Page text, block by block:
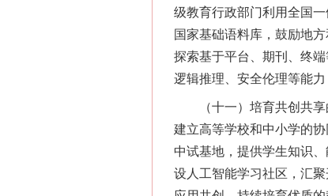
级教育行政部门利用全国
国家基础语料库，鼓励地
探索基于平台、期刊、终
逻辑推理、安全伦理等能
（十一）培育共创共享的
建立高等学校和中小学的
中试基地，提供学生知识
设人工智能学习社区，汇